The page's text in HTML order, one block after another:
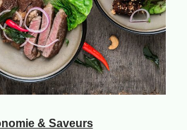
& Saveurs